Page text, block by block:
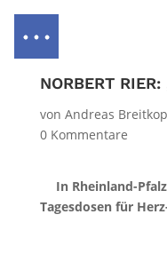
von Andreas
0 Kommentare
In Rheinland-
Tagesdosen für